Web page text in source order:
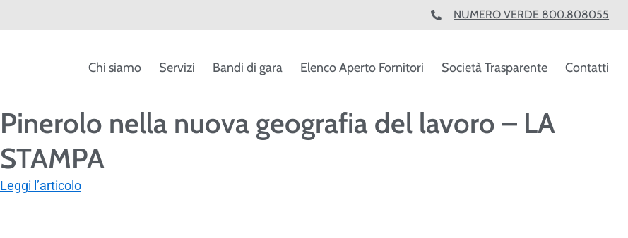
NUMERO VERDE 800.808055
Chi siamo Servizi Bandi di gara Elenco Aperto Fornitori Società Trasparente Contatti
Pinerolo nella nuova geografia del lavoro – LA
STAMPA
Leggi l’articolo